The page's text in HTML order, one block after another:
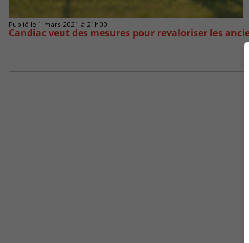
Publié le 1 mars 2021 à 21h00
Candiac veut des mesures pour revaloriser les